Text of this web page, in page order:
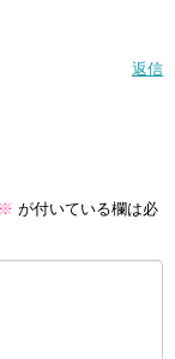
返信
※ が付いている欄は必